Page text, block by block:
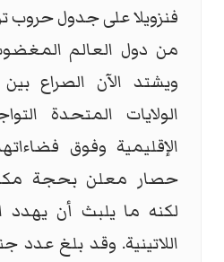
فنزويلا على جدول حروب
من دول العالم
ويشتد الآن الصراع
الولايات المتحدة
الإقليمية وفوق
حصار معلن بحجة
لكنه ما يلبث أن يهدد
اللاتينية. وقد بلغ عدد